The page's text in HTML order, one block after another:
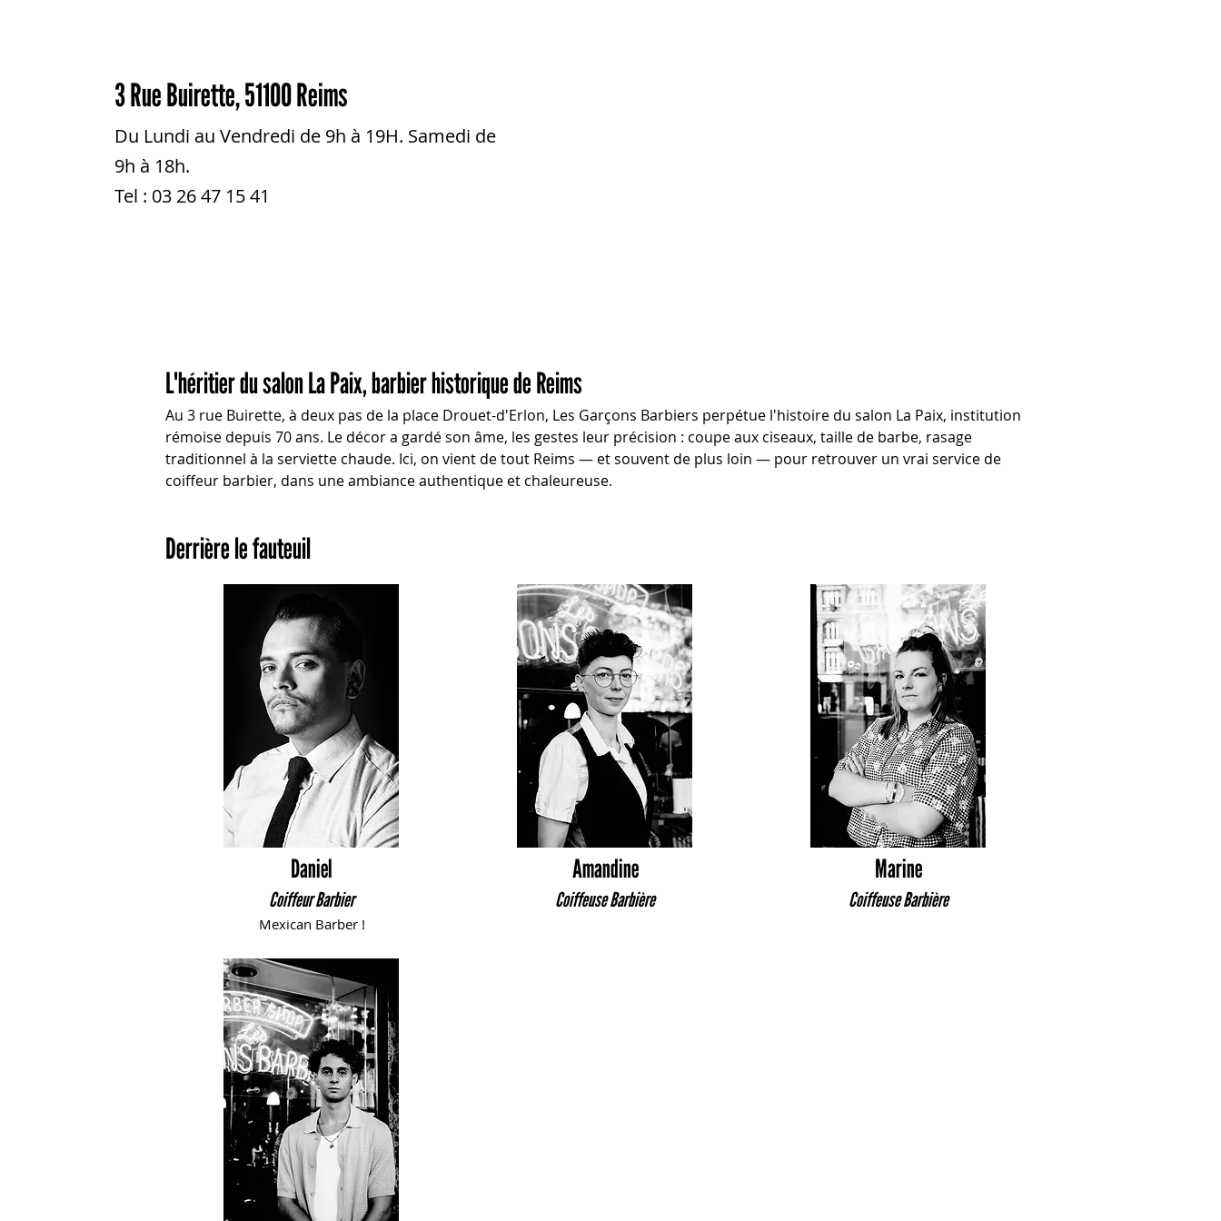
3 Rue Buirette, 51100 Reims
Du Lundi au Vendredi de 9h à 19H. Samedi de
9h à 18h.
Tel : 03 26 47 15 41
L'héritier du salon La Paix, barbier historique de Reims
Au 3 rue Buirette, à deux pas de la place Drouet-d'Erlon, Les Garçons Barbiers perpétue l'histoire du salon La Paix, institution
rémoise depuis 70 ans. Le décor a gardé son âme, les gestes leur précision : coupe aux ciseaux, taille de barbe, rasage
traditionnel à la serviette chaude. Ici, on vient de tout Reims — et souvent de plus loin — pour retrouver un vrai service de
coiffeur barbier, dans une ambiance authentique et chaleureuse.
Derrière le fauteuil
Daniel
Coiffeur Barbier
Mexican Barber !
Amandine
Coiffeuse Barbière
Marine
Coiffeuse Barbière